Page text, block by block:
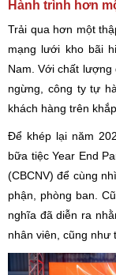
Hành trình hơn
Trải qua hơn một
mạng lưới kho bãi
Nam. Với chất
ngừng, công ty tự
khách hàng trên
Để khép lại năm
bữa tiệc Year End
(CBCNV) để cùng
phận, phòng ban.
nghĩa đã diễn ra
nhân viên, cũng như